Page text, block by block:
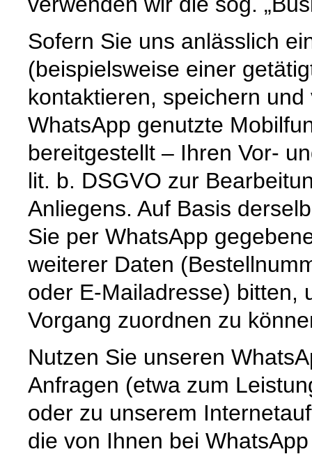
Sofern Sie uns anlässlich
(beispielsweise einer
kontaktieren, speichern
WhatsApp genutzte
bereitgestellt – Ihren Vor-
lit. b. DSGVO zur
Anliegens. Auf Basis
Sie per WhatsApp
weiterer Daten
oder E-Mailadresse) bitten,
Vorgang zuordnen zu
Nutzen Sie unseren
Anfragen (etwa zum
oder zu unserem
die von Ihnen bei